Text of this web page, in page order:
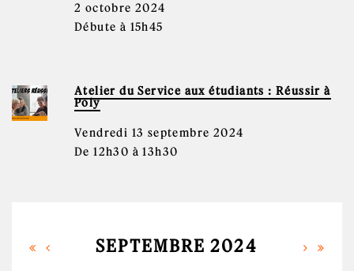
2 octobre 2024
Débute à 15h45
Atelier du Service aux étudiants : Réussir à
Poly
Vendredi 13 septembre 2024
De 12h30 à 13h30
SEPTEMBRE 2024